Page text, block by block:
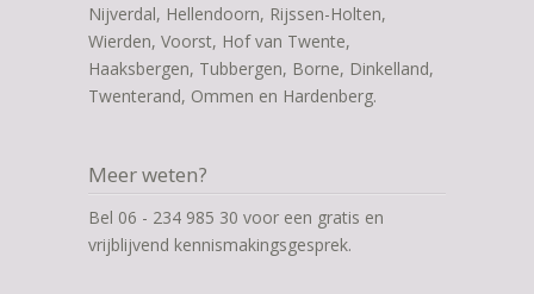
Nijverdal, Hellendoorn, Rijssen-Holten,
Wierden, Voorst, Hof van Twente,
Haaksbergen, Tubbergen, Borne, Dinkelland,
Twenterand, Ommen en Hardenberg.
Meer weten?
Bel 06 - 234 985 30 voor een gratis en
vrijblijvend kennismakingsgesprek.